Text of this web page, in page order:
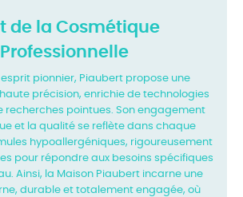
de la Cosmétique
Professionnelle
esprit pionnier, Piaubert propose une
précision, enrichie de technologies
recherches pointues. Son engagement
et la qualité se reflète dans chaque
hypoallergéniques, rigoureusement
pour répondre aux besoins spécifiques
Ainsi, la Maison Piaubert incarne une
durable et totalement engagée, où